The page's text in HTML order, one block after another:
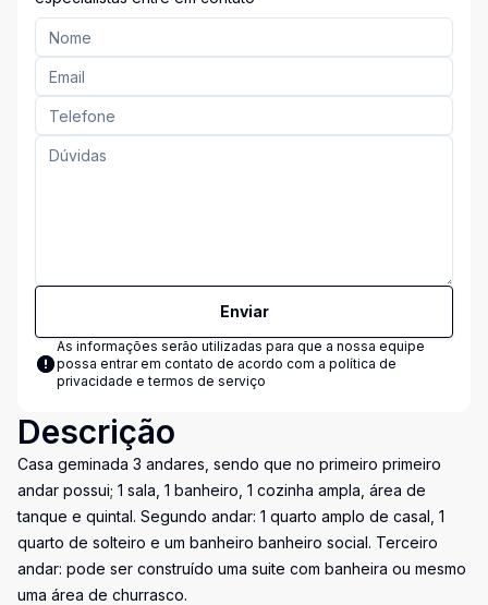
Enviar
As informações serão utilizadas para que a nossa equipe
possa entrar em contato de acordo com a política de
privacidade e termos de serviço
Descrição
Casa geminada 3 andares, sendo que no primeiro primeiro
andar possui; 1 sala, 1 banheiro, 1 cozinha ampla, área de
tanque e quintal. Segundo andar: 1 quarto amplo de casal, 1
quarto de solteiro e um banheiro banheiro social. Terceiro
andar: pode ser construído uma suite com banheira ou mesmo
uma área de churrasco.